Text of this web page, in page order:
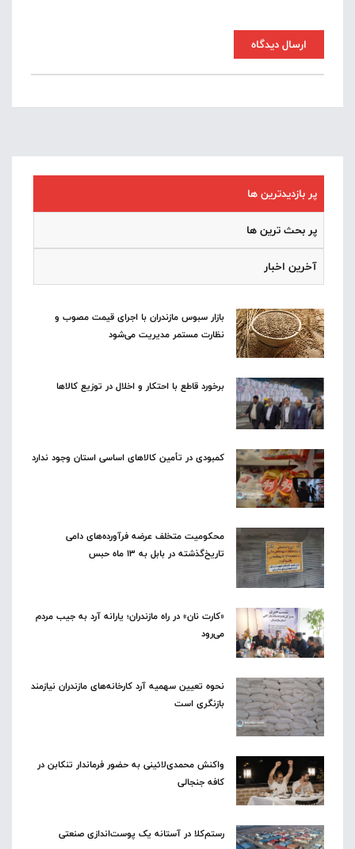
ارسال دیدگاه
پر بازدیدترین ها
پر بحث ترین ها
آخرین اخبار
بازار سبوس مازندران با اجرای قیمت مصوب و
نظارت مستمر مدیریت می‌شود
برخورد قاطع با احتکار و اخلال در توزیع کالاها
کمبودی در تأمین کالاهای اساسی استان وجود ندارد
محکومیت متخلف عرضه فرآورده‌های دامی
تاریخ‌گذشته در بابل به ۱۳ ماه حبس
«کارت نان» در راه مازندران؛ یارانه آرد به جیب مردم
می‌رود
نحوه تعیین سهمیه آرد کارخانه‌های مازندران نیازمند
بازنگری است
واکنش محمدی‌لائینی به حضور فرماندار تنکابن در
کافه جنجالی
رستم‌کلا در آستانه یک پوست‌اندازی صنعتی